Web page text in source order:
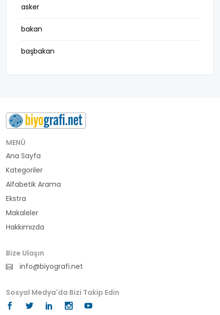
asker
bakan
başbakan
belediye başkanı
buluş
bürokrat
büyükelçi
cumhurbaşkanı
din adamı
doktor
fotoğrafçı
futbol
MENÜ
Ana Sayfa
Kategoriler
Alfabetik Arama
Ekstra
Makaleler
Hakkımızda
Bize Ulaşın
info@biyografi.net
Sosyal Medya'da Bizi Takip Edin